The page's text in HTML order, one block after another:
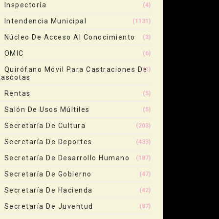
Inspectoría (4)
Intendencia Municipal (1131)
Núcleo De Acceso Al Conocimiento (3)
OMIC (6)
Quirófano Móvil Para Castraciones De(1)
Rentas (5)
Salón De Usos Múltiles (5)
Secretaría De Cultura (203)
Secretaría De Deportes (433)
Secretaría De Desarrollo Humano (187)
Secretaría De Gobierno (47)
Secretaría De Hacienda (42)
Secretaría De Juventud (87)